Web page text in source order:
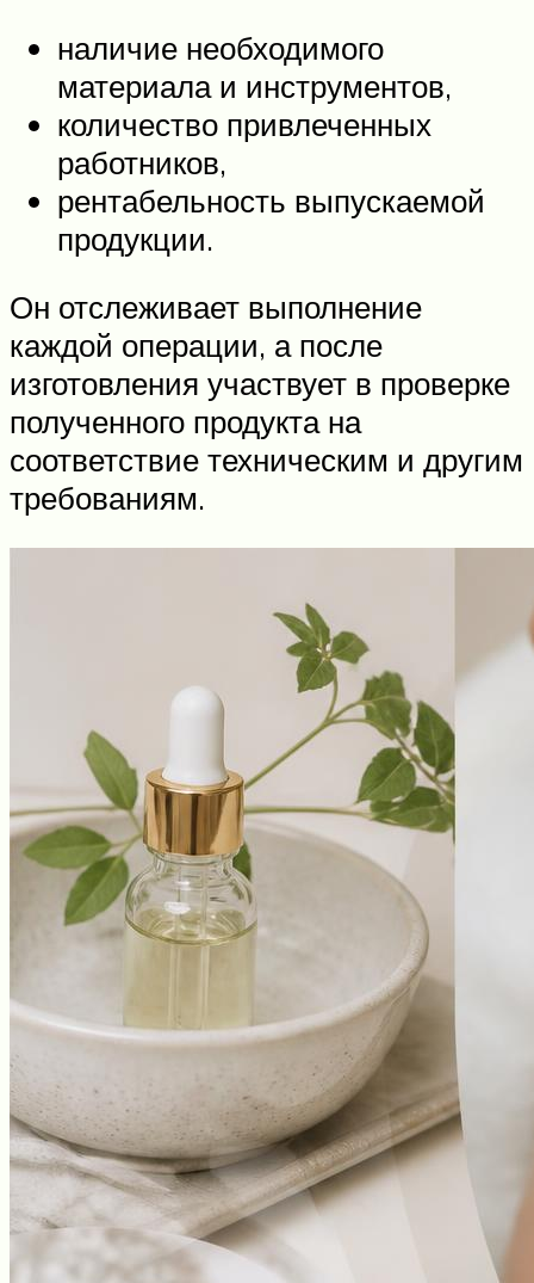
наличие необходимого
материала и инструментов,
количество привлеченных
работников,
рентабельность выпускаемой
продукции.
Он отслеживает выполнение
каждой операции, а после
изготовления участвует в проверке
полученного продукта на
соответствие техническим и другим
требованиям.